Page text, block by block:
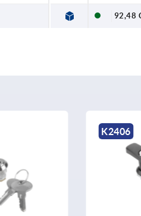
92,48
K1732